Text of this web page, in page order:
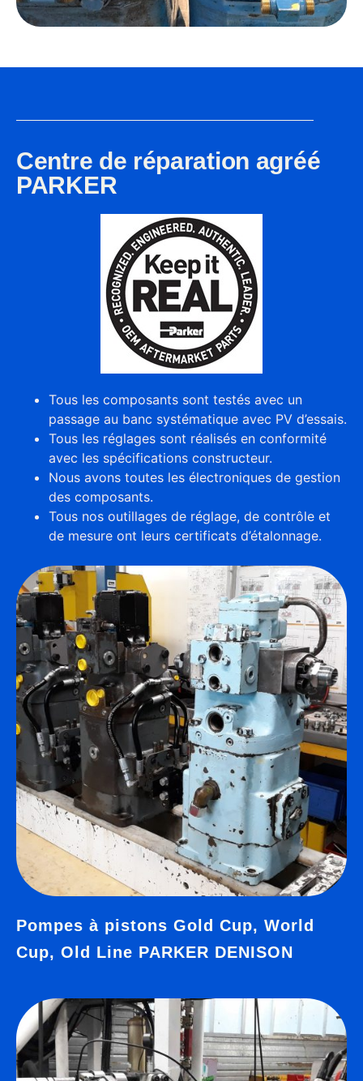
Centre de réparation agréé
PARKER
Tous les composants sont testés avec un
passage au banc systématique avec PV d’essais.
Tous les réglages sont réalisés en conformité
avec les spécifications constructeur.
Nous avons toutes les électroniques de gestion
des composants.
Tous nos outillages de réglage, de contrôle et
de mesure ont leurs certificats d’étalonnage.
Pompes à pistons Gold Cup, World
Cup, Old Line PARKER DENISON